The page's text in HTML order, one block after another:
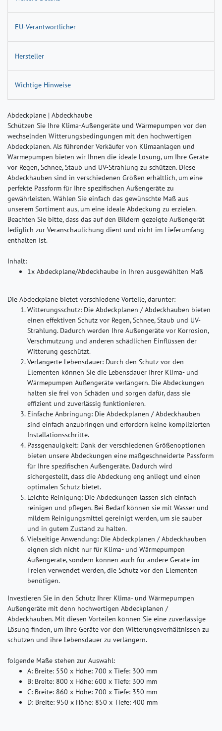
EU-Verantwortlicher
Hersteller
Wichtige Hinweise
Abdeckplane | Abdeckhaube
Schützen Sie Ihre Klima-Außengeräte und Wärmepumpen vor den
wechselnden Witterungsbedingungen mit den hochwertigen
Abdeckplanen. Als führender Verkäufer von Klimaanlagen und
Wärmepumpen bieten wir Ihnen die ideale Lösung, um Ihre Geräte
vor Regen, Schnee, Staub und UV-Strahlung zu schützen. Diese
Abdeckhauben sind in verschiedenen Größen erhältlich, um eine
perfekte Passform für Ihre spezifischen Außengeräte zu
gewährleisten. Wählen Sie einfach das gewünschte Maß aus
unserem Sortiment aus, um eine ideale Abdeckung zu erzielen.
Beachten Sie bitte, dass das auf den Bildern gezeigte Außengerät
lediglich zur Veranschaulichung dient und nicht im Lieferumfang
enthalten ist.
Inhalt:
1x Abdeckplane/Abdeckhaube in Ihren ausgewählten Maß
Die Abdeckplane bietet verschiedene Vorteile, darunter:
Witterungsschutz: Die Abdeckplanen / Abdeckhauben bieten
einen effektiven Schutz vor Regen, Schnee, Staub und UV-
Strahlung. Dadurch werden Ihre Außengeräte vor Korrosion,
Verschmutzung und anderen schädlichen Einflüssen der
Witterung geschützt.
Verlängerte Lebensdauer: Durch den Schutz vor den
Elementen können Sie die Lebensdauer Ihrer Klima- und
Wärmepumpen Außengeräte verlängern. Die Abdeckungen
halten sie frei von Schäden und sorgen dafür, dass sie
effizient und zuverlässig funktionieren.
Einfache Anbringung: Die Abdeckplanen / Abdeckhauben
sind einfach anzubringen und erfordern keine komplizierten
Installationsschritte.
Passgenauigkeit: Dank der verschiedenen Größenoptionen
bieten unsere Abdeckungen eine maßgeschneiderte Passform
für Ihre spezifischen Außengeräte. Dadurch wird
sichergestellt, dass die Abdeckung eng anliegt und einen
optimalen Schutz bietet.
Leichte Reinigung: Die Abdeckungen lassen sich einfach
reinigen und pflegen. Bei Bedarf können sie mit Wasser und
mildem Reinigungsmittel gereinigt werden, um sie sauber
und in gutem Zustand zu halten.
Vielseitige Anwendung: Die Abdeckplanen / Abdeckhauben
eignen sich nicht nur für Klima- und Wärmepumpen
Außengeräte, sondern können auch für andere Geräte im
Freien verwendet werden, die Schutz vor den Elementen
benötigen.
Investieren Sie in den Schutz Ihrer Klima- und Wärmepumpen
Außengeräte mit denn hochwertigen Abdeckplanen /
Abdeckhauben. Mit diesen Vorteilen können Sie eine zuverlässige
Lösung finden, um ihre Geräte vor den Witterungsverhältnissen zu
schützen und ihre Lebensdauer zu verlängern.
folgende Maße stehen zur Auswahl:
A: Breite: 550 x Höhe: 700 x Tiefe: 300 mm
B: Breite: 800 x Höhe: 600 x Tiefe: 300 mm
C: Breite: 860 x Höhe: 700 x Tiefe: 350 mm
D: Breite: 950 x Höhe: 850 x Tiefe: 400 mm